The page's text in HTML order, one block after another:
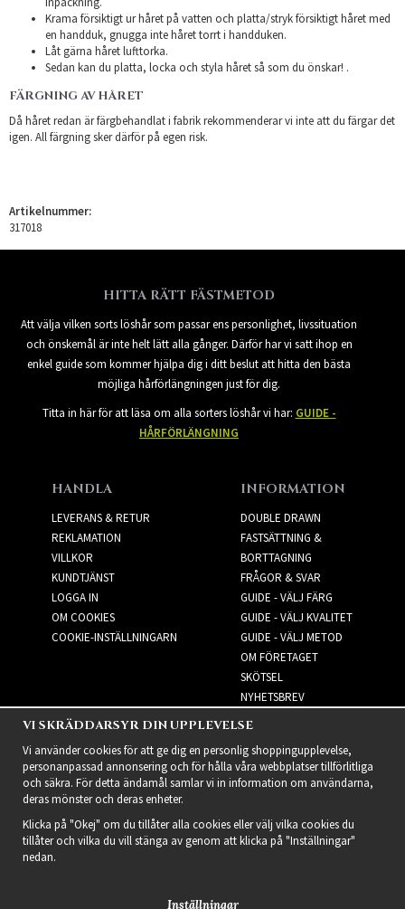
Krama försiktigt ur håret på vatten och platta/stryk försiktigt håret med
en handduk, gnugga inte håret torrt i handduken.
Låt gärna håret lufttorka.
Sedan kan du platta, locka och styla håret så som du önskar! .
FÄRGNING AV HÅRET
Då håret redan är färgbehandlat i fabrik rekommenderar vi inte att du färgar det
igen. All färgning sker därför på egen risk.
Artikelnummer:
317018
HITTA RÄTT FÄSTMETOD
Att välja vilken sorts löshår som passar ens personlighet, livssituation
och önskemål är inte helt lätt alla gånger. Därför har vi satt ihop en
enkel guide som kommer hjälpa dig i ditt beslut att hitta den bästa
möjliga hårförlängningen just för dig.
Titta in här för att läsa om alla sorters löshår vi har: GUIDE -
HÅRFÖRLÄNGNING
HANDLA
LEVERANS & RETUR
REKLAMATION
VILLKOR
KUNDTJÄNST
LOGGA IN
OM COOKIES
COOKIE-INSTÄLLNINGARN
INFORMATION
DOUBLE DRAWN
FASTSÄTTNING &
BORTTAGNING
FRÅGOR & SVAR
GUIDE - VÄLJ FÄRG
GUIDE - VÄLJ KVALITET
GUIDE - VÄLJ METOD
OM FÖRETAGET
SKÖTSEL
NYHETSBREV
NYHETSBREV
VI SKRÄDDARSYR DIN UPPLEVELSE
Vi använder cookies för att ge dig en personlig shoppingupplevelse,
personanpassad annonsering och för hålla våra webbplatser tillförlitliga
och säkra. För detta ändamål samlar vi in information om användarna,
deras mönster och deras enheter.
Klicka på "Okej" om du tillåter alla cookies eller välj vilka cookies du
tillåter och vilka du vill stänga av genom att klicka på "Inställningar"
nedan.
Inställningar